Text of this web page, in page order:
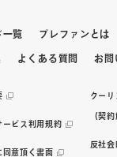
一覧 プレファンとは
よくある質問 お問
ービス利用規約
同意頂く書面
クーリ
（契
反社